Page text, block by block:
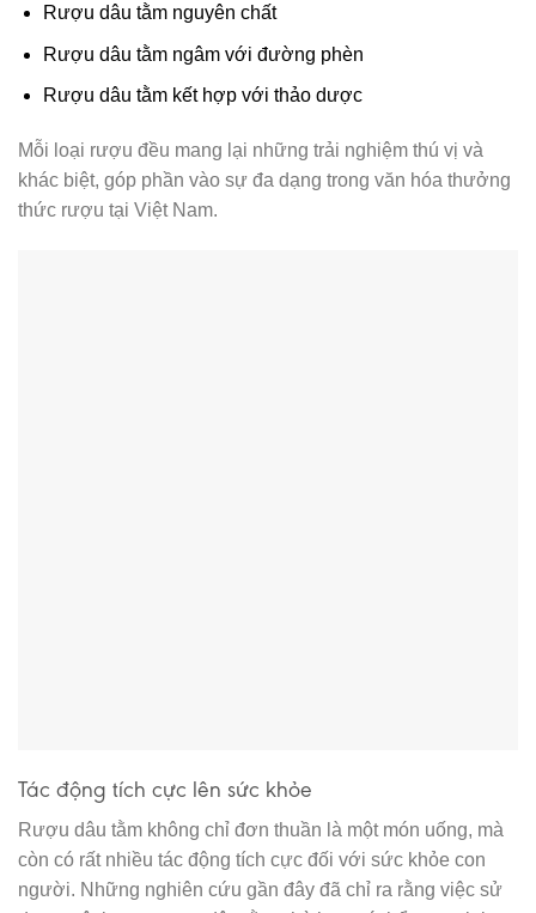
Rượu dâu tằm nguyên chất
Rượu dâu tằm ngâm với đường phèn
Rượu dâu tằm kết hợp với thảo dược
Mỗi loại rượu đều mang lại những trải nghiệm thú vị và
khác biệt, góp phần vào sự đa dạng trong văn hóa thưởng
thức rượu tại Việt Nam.
Tác động tích cực lên sức khỏe
Rượu dâu tằm không chỉ đơn thuần là một món uống, mà
còn có rất nhiều tác động tích cực đối với sức khỏe con
người. Những nghiên cứu gần đây đã chỉ ra rằng việc sử